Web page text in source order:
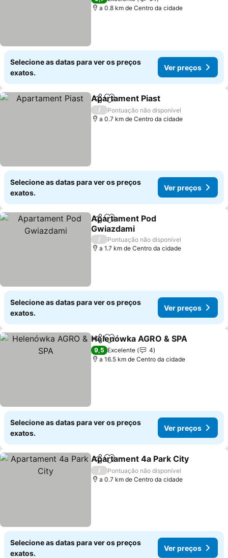
a 0.8 km de Centro da cidade
Selecione as datas para ver os preços
exatos.
Ver preços
PartilharAdicionar aos favoritos
Apartament Piast
/
Pontuação não disponível
a 0.7 km de Centro da cidade
Selecione as datas para ver os preços
exatos.
Ver preços
PartilharAdicionar aos favoritos
Apartament Pod
Gwiazdami
Ver preços
/
Pontuação não disponível
a 1.7 km de Centro da cidade
Selecione as datas para ver os preços
exatos.
Ver preços
PartilharAdicionar aos favoritos
Helenówka AGRO & SPA
9,5 Excelente
4
a 16.5 km de Centro da cidade
Selecione as datas para ver os preços
exatos.
Ver preços
PartilharAdicionar aos favoritos
Apartament 4a Park City
/
Pontuação não disponível
a 0.7 km de Centro da cidade
Selecione as datas para ver os preços
exatos.
Ver preços